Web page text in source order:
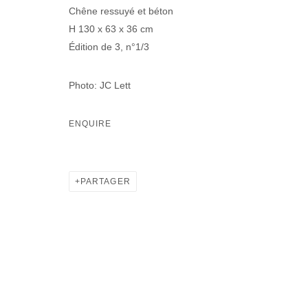
Chêne ressuyé et béton
H 130 x 63 x 36 cm
Édition de 3, n°1/3
Photo: JC Lett
ENQUIRE
PARTAGER